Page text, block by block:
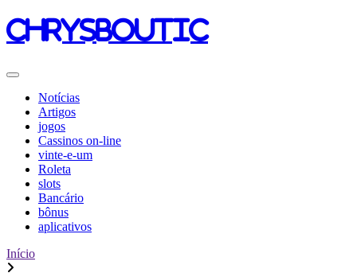
chrysboutic
Notícias
Artigos
jogos
Cassinos on-line
vinte-e-um
Roleta
slots
Bancário
bônus
aplicativos
Início